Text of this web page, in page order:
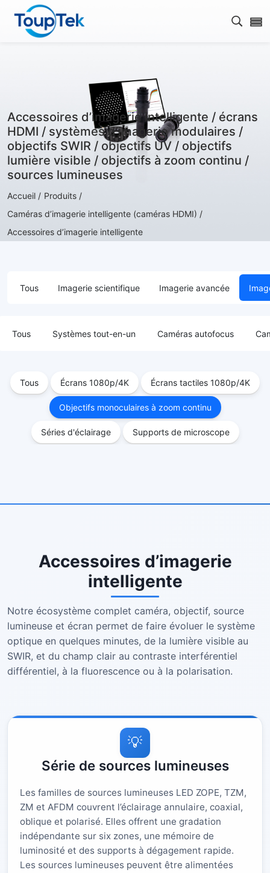
Ouvrir
Accessoires d’imagerie intelligente / écrans
HDMI / systèmes d’imagerie modulaires /
objectifs SWIR / objectifs UV / objectifs
lumière visible / objectifs à zoom continu /
sources lumineuses
Accueil / Produits /
Caméras d’imagerie intelligente (caméras HDMI) /
Accessoires d’imagerie intelligente
Tous Imagerie scientifique Imagerie avancée
Tous Systèmes tout-en-un Caméras autofocus
Tous Écrans 1080p/4K Écrans tactiles 1080p/4K
Objectifs monoculaires à zoom continu
Séries d'éclairage Supports de microscope
Accessoires d’imagerie
intelligente
Notre écosystème complet caméra, objectif, source
lumineuse et écran permet de faire évoluer le système
optique en quelques minutes, de la lumière visible au
SWIR, et du champ clair au contraste interférentiel
différentiel, à la fluorescence ou à la polarisation.
💡
Série de sources lumineuses
Les familles de sources lumineuses LED ZOPE, TZM,
ZM et AFDM couvrent l’éclairage annulaire, coaxial,
oblique et polarisé. Elles offrent une gradation
indépendante sur six zones, une mémoire de
luminosité et des supports à dégagement rapide.
Les sources lumineuses peuvent être alimentées